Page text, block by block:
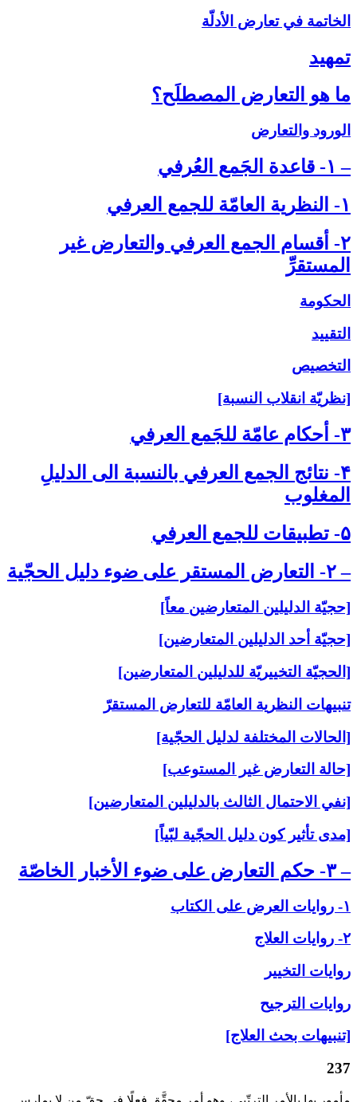
الخاتمة في تعارض الأدلّة
تمهيد
ما هو التعارض المصطلَح؟
الورود والتعارض
– ۱- قاعدة الجَمع العُرفي‏
۱- النظرية العامّة للجمع العرفي‏
۲- أقسام الجمع العرفي والتعارض غير
المستقرِّ
الحكومة
التقييد
التخصيص
[نظريّة انقلاب النسبة]
۳- أحكام عامّة للجَمع العرفي‏
۴- نتائج الجمع العرفي بالنسبة الى‏ الدليلِ
المغلوب‏
۵- تطبيقات للجمع العرفي‏
– ۲- التعارض المستقر على‏ ضوء دليل الحجّية
[حجيّة الدليلين المتعارضين معاً]
[حجيّة أحد الدليلين المتعارضين]
[الحجيّة التخييريّة للدليلين المتعارضين]
تنبيهات النظرية العامّة للتعارض المستقرّ
[الحالات المختلفة لدليل الحجّية]
[حالة التعارض غير المستوعب]
[نفي الاحتمال الثالث بالدليلين المتعارضين]
[مدى تأثير كون دليل الحجّية لبّياً]
– ۳- حكم التعارض على‏ ضوء الأخبار الخاصّة
۱- روايات العرض على‏ الكتاب
۲- روايات العلاج‏
روايات التخيير
روايات الترجيح
[تنبيهات بحث العلاج]
237